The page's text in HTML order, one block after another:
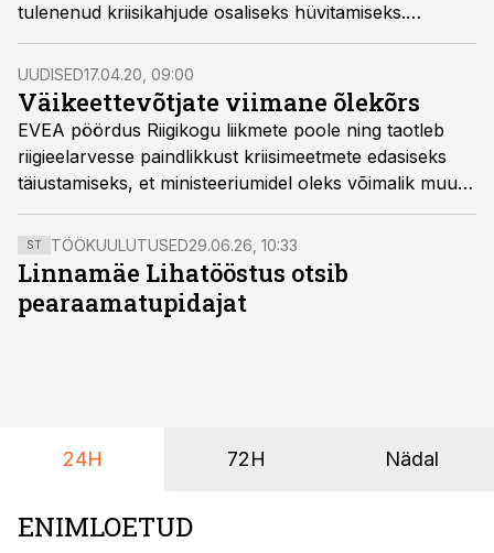
tulenenud kriisikahjude osaliseks hüvitamiseks.
Taotlemine avatakse peale toetuse määruse jõustumist
mai alguses.
UUDISED17.04.20, 09:00
Väikeettevõtjate viimane õlekõrs
EVEA pöördus Riigikogu liikmete poole ning taotleb
riigieelarvesse paindlikkust kriisimeetmete edasiseks
täiustamiseks, et ministeeriumidel oleks võimalik muuta
ja parandada kiiruga väljahõigatud meetmeid.
ST TÖÖKUULUTUSED29.06.26, 10:33
Linnamäe Lihatööstus otsib
pearaamatupidajat
24H 72H Nädal
ENIMLOETUD